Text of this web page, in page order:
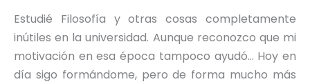
Estudié Filosofía y otras cosas completamente
inútiles en la universidad. Aunque reconozco que mi
motivación en esa época tampoco ayudó… Hoy en
día sigo formándome, pero de forma mucho más